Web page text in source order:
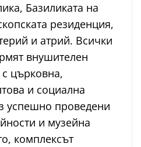
Базиликата на
резиденция,
и атрий. Всички
внушителен
църковна,
и социална
успешно проведени
и музейна
комплексът